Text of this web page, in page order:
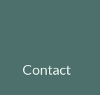
Contact